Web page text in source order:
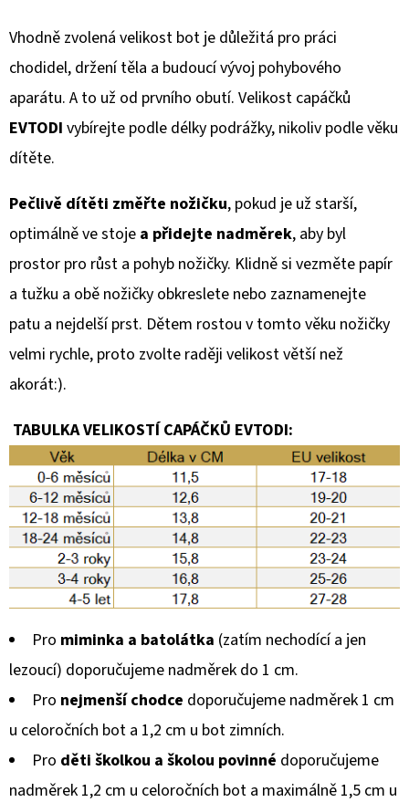
Vhodně zvolená velikost bot je důležitá pro práci
chodidel, držení těla a budoucí vývoj pohybového
aparátu. A to už od prvního obutí. Velikost capáčků
EVTODI vybírejte podle délky podrážky, nikoliv podle věku
dítěte.
Pečlivě dítěti změřte nožičku, pokud je už starší,
optimálně ve stoje a přidejte nadměrek, aby byl
prostor pro růst a pohyb nožičky. Klidně si vezměte papír
a tužku a obě nožičky obkreslete nebo zaznamenejte
patu a nejdelší prst. Dětem rostou v tomto věku nožičky
velmi rychle, proto zvolte raději velikost větší než
akorát:).
TABULKA VELIKOSTÍ CAPÁČKŮ EVTODI:
Pro miminka a batolátka (zatím nechodící a jen
lezoucí) doporučujeme nadměrek do 1 cm.
Pro nejmenší chodce doporučujeme nadměrek 1 cm
u celoročních bot a 1,2 cm u bot zimních.
Pro děti školkou a školou povinné doporučujeme
nadměrek 1,2 cm u celoročních bot a maximálně 1,5 cm u